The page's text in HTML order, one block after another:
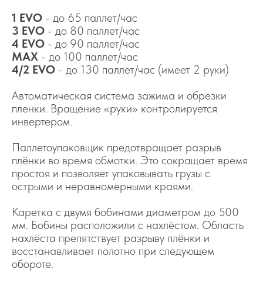
1 EVO - до 65 паллет/час
3 EVO - до 80 паллет/час
4 EVO - до 90 паллет/час
MAX - до 100 паллет/час
4/2 EVO - до 130 паллет/час (имеет 2 руки)
Автоматическая система зажима и обрезки
пленки. Вращение «руки» контролируется
инвертером.
Паллетоупаковщик предотвращает разрыв
плёнки во время обмотки. Это сокращает время
простоя и позволяет упаковывать грузы с
острыми и неравномерными краями.
Каретка с двумя бобинами диаметром до 500
мм. Бобины расположили с нахлёстом. Область
нахлёста препятствует разрыву плёнки и
восстанавливает полотно при следующем
обороте.